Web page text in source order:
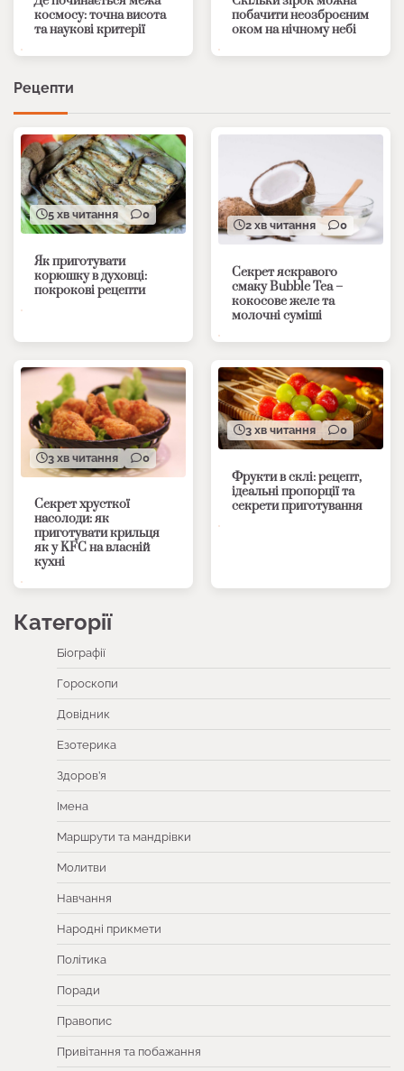
космосу: точна висота
та наукові критерії
побачити неозброєним
оком на нічному небі
Рецепти
5 хв читання 0
Як приготувати
корюшку в духовці:
покрокові рецепти
2 хв читання 0
Секрет яскравого
смаку Bubble Tea –
кокосове желе та
молочні суміші
3 хв читання 0
Секрет хрусткої
насолоди: як
приготувати крильця
як у KFC на власній
кухні
3 хв читання 0
Фрукти в склі: рецепт,
ідеальні пропорції та
секрети приготування
Категорії
Біографії
Гороскопи
Довідник
Езотерика
Здоров’я
Імена
Маршрути та мандрівки
Молитви
Навчання
Народні прикмети
Політика
Поради
Правопис
Привітання та побажання